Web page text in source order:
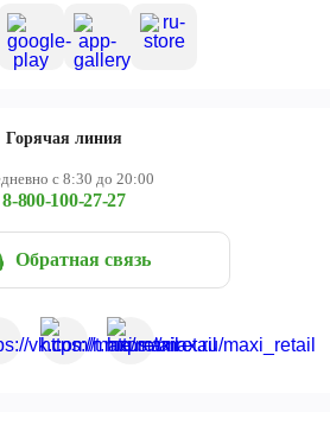
Горячая линия
с 8:30 до 20:00
8-800-100-27-27
Обратная связь